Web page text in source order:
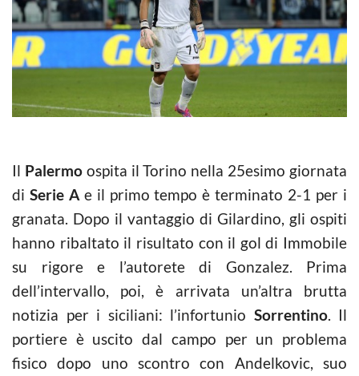
Il Palermoospita il Torino nella 25esimo giornata
di Serie Ae il primo tempo è terminato 2-1 per i
granata. Dopo il vantaggio di Gilardino, gli ospiti
hanno ribaltato il risultato con il gol di Immobile
su rigore e l’autorete di Gonzalez. Prima
dell’intervallo, poi, è arrivata un’altra brutta
notizia per i siciliani: l’infortunio Sorrentino. Il
portiere è uscito dal campo per un problema
fisico dopo uno scontro con Andelkovic, suo